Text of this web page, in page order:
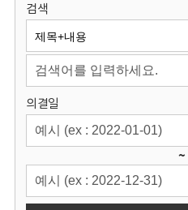
원
회
검색
의결일
~